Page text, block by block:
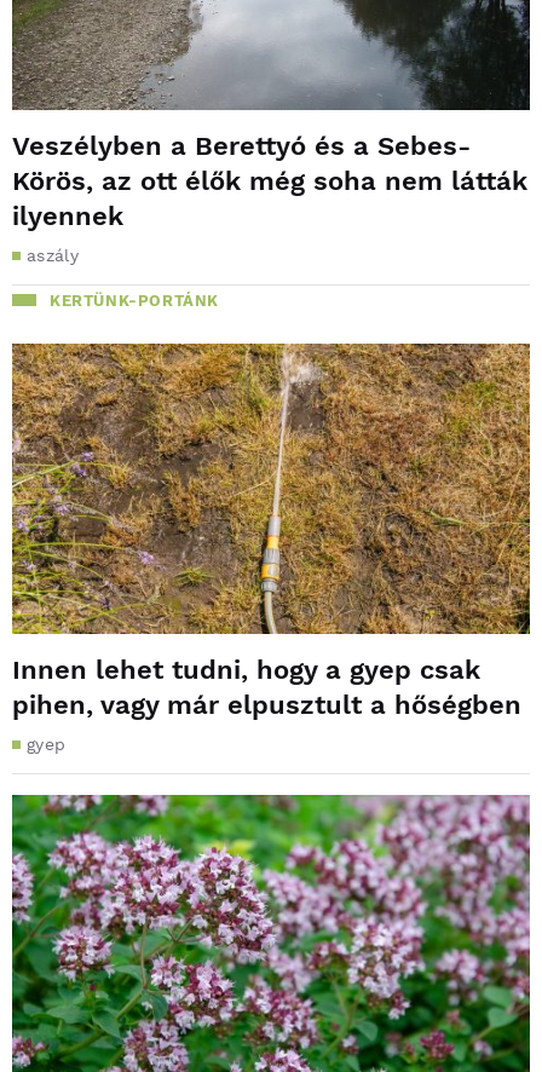
Veszélyben a Berettyó és a Sebes-
Körös, az ott élők még soha nem látták
ilyennek
aszály
KERTÜNK-PORTÁNK
Innen lehet tudni, hogy a gyep csak
pihen, vagy már elpusztult a hőségben
gyep